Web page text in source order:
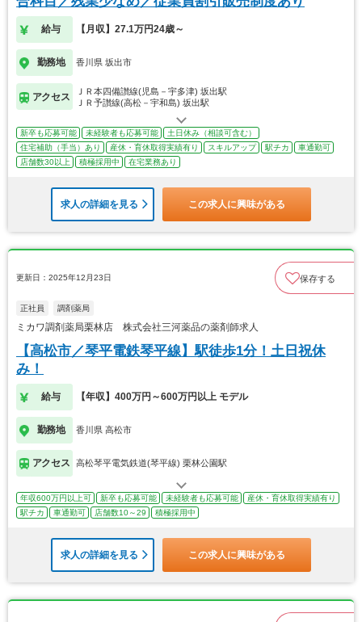
給与 【月収】27.1万円24歳～
勤務地 香川県 坂出市
アクセス
ＪＲ本四備讃線(児島－宇多津) 坂出駅
ＪＲ予讃線(高松－宇和島) 坂出駅
新卒も応募可能 未経験者も応募可能
土日休み（相談可含む）
住宅補助（手当）あり
産休・育休取得実績有り スキルアップ 駅チカ
車通勤可
店舗数30以上
積極採用中 在宅業務あり
求人の詳細を見る この求人に興味がある
更新日：2025年12月23日 保存する
正社員 調剤薬局
ミカワ調剤薬局栗林店 株式会社三河薬品の薬剤師求人
【高松市／琴平電鉄琴平線】駅徒歩1分！土日祝休
み！
給与 【年収】400万円～600万円以上 モデル
勤務地 香川県 高松市
アクセス 高松琴平電気鉄道(琴平線) 栗林公園駅
年収600万円以上可 新卒も応募可能 未経験者も応募可能
産休・育休取得実績有り
駅チカ
車通勤可 店舗数10～29 積極採用中
求人の詳細を見る この求人に興味がある